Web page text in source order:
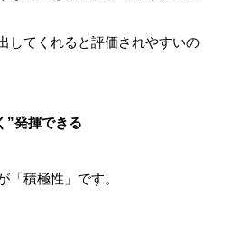
してくれると評価されやすいの
”発揮できる
「積極性」です。